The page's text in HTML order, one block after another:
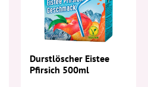
Durstlöscher Eistee
Pfirsich 500ml